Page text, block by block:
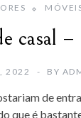
casal –
2022 BY
de
que é